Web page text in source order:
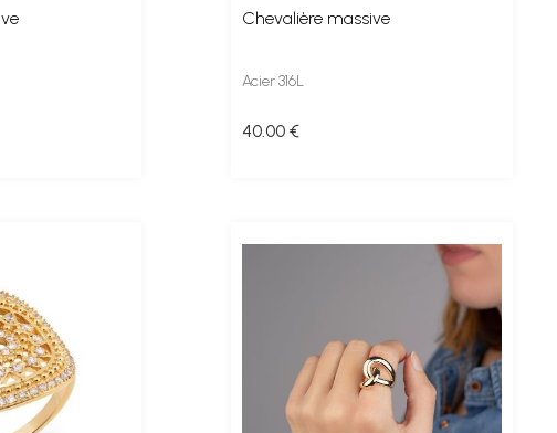
Chevalière massive
Acier 316L
40.00 €